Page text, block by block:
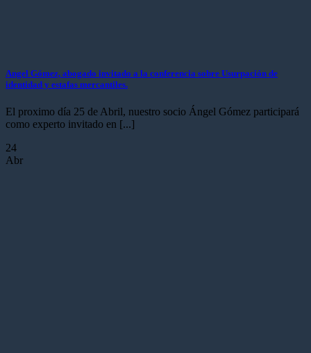
Angel Gómez, abogado invitado a la conferencia sobre Usurpación de
identidad y estafas mercantiles.
El proximo día 25 de Abril, nuestro socio Ángel Gómez participará
como experto invitado en [...]
24
Abr